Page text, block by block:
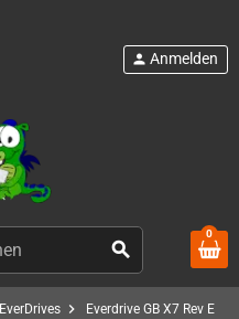
search
person Anmelden
0
EverDrives chevron_right Everdrive GB X7 Rev E